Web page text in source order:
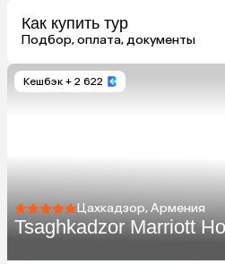
Как купить тур
Подбор, оплата, документы
Кешбэк + 2 622
Цахкадзор, Армения
Tsaghkadzor Marriott